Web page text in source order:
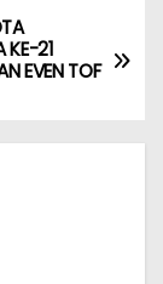
ai
l
ar
e
KE-21
EVEN TOF